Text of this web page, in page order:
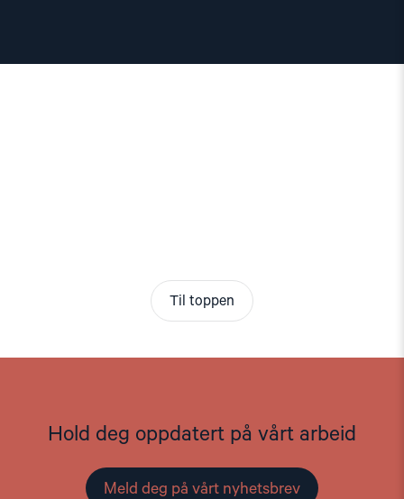
Til toppen
Hold deg oppdatert på vårt arbeid
Meld deg på vårt nyhetsbrev